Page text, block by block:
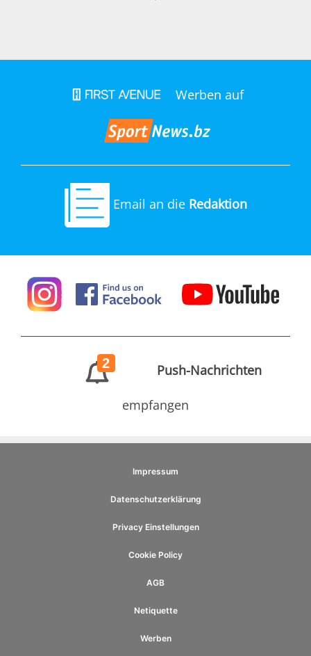
Werben auf
Email an die Redaktion
2 Push-Nachrichten
empfangen
Impressum
Datenschutzerklärung
Privacy Einstellungen
Cookie Policy
AGB
Netiquette
Werben